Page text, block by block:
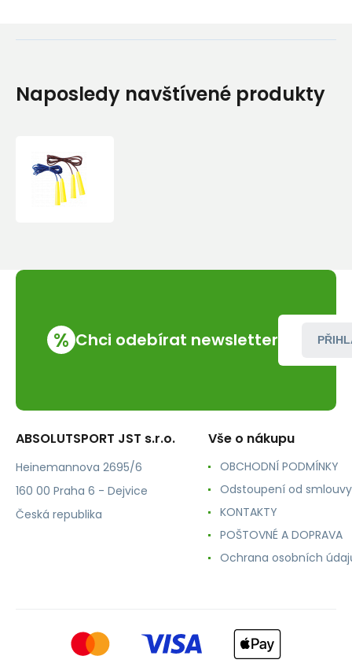
Naposledy navštívené produkty
% Chci odebírat newsletter
ABSOLUTSPORT JST s.r.o.
Heinemannova 2695/6
160 00 Praha 6 - Dejvice
Česká republika
Vše o nákupu
OBCHODNÍ PODMÍNKY
Odstoupení od smlouvy
KONTAKTY
POŠTOVNÉ A DOPRAVA
Ochrana osobních